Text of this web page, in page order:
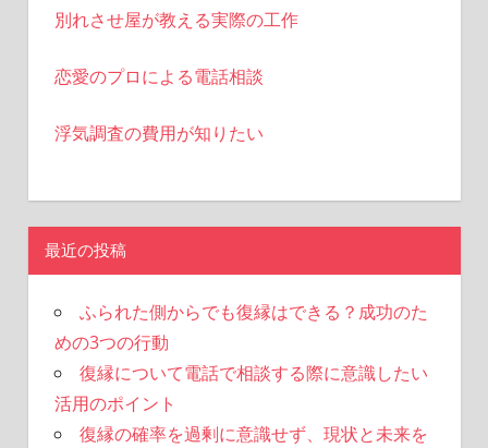
別れさせ屋が教える実際の工作
恋愛のプロによる電話相談
浮気調査の費用が知りたい
最近の投稿
ふられた側からでも復縁はできる？成功のた
めの3つの行動
復縁について電話で相談する際に意識したい
活用のポイント
復縁の確率を過剰に意識せず、現状と未来を